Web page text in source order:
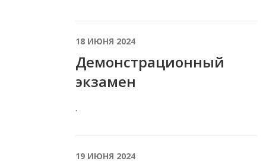
18 ИЮНЯ 2024
Демонстрационный
экзамен
.
19 ИЮНЯ 2024